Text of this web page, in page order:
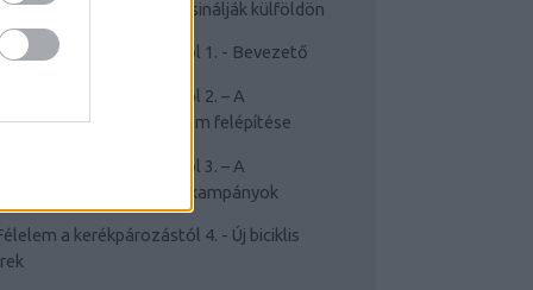
Cyclechic.hu on tour: Így csinálják külföldön
a kerékpározástól 1. - Bevezető
Félelem a kerékpározástól 2. – A
való félelem felépítése
Félelem a kerékpározástól 3. – A
népszerűsítő kampányok
a kerékpározástól 4. - Új biciklis